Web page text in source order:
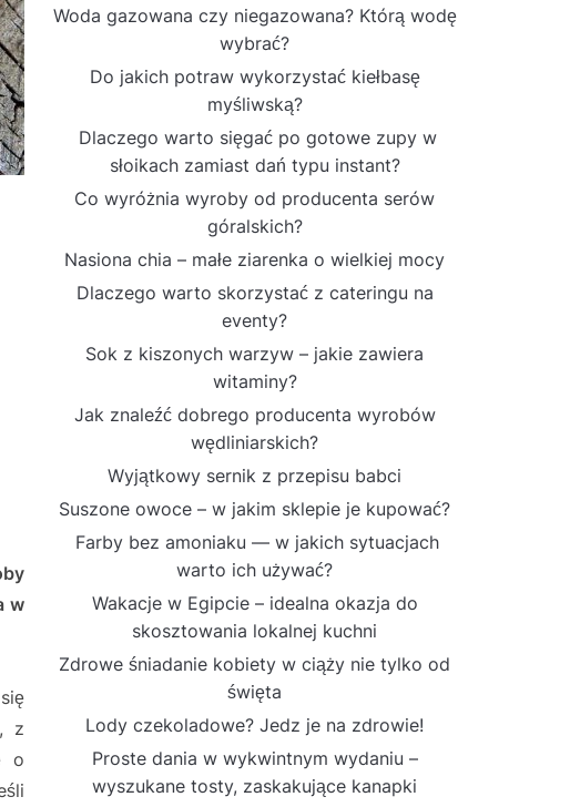
w
z
o
Woda gazowana czy niegazowana? Którą wodę
wybrać?
Do jakich potraw wykorzystać kiełbasę
myśliwską?
Dlaczego warto sięgać po gotowe zupy w
słoikach zamiast dań typu instant?
Co wyróżnia wyroby od producenta serów
góralskich?
Nasiona chia – małe ziarenka o wielkiej mocy
Dlaczego warto skorzystać z cateringu na
eventy?
Sok z kiszonych warzyw – jakie zawiera
witaminy?
Jak znaleźć dobrego producenta wyrobów
wędliniarskich?
Wyjątkowy sernik z przepisu babci
Suszone owoce – w jakim sklepie je kupować?
Farby bez amoniaku — w jakich sytuacjach
warto ich używać?
Wakacje w Egipcie – idealna okazja do
skosztowania lokalnej kuchni
Zdrowe śniadanie kobiety w ciąży nie tylko od
święta
Lody czekoladowe? Jedz je na zdrowie!
Proste dania w wykwintnym wydaniu –
wyszukane tosty, zaskakujące kanapki